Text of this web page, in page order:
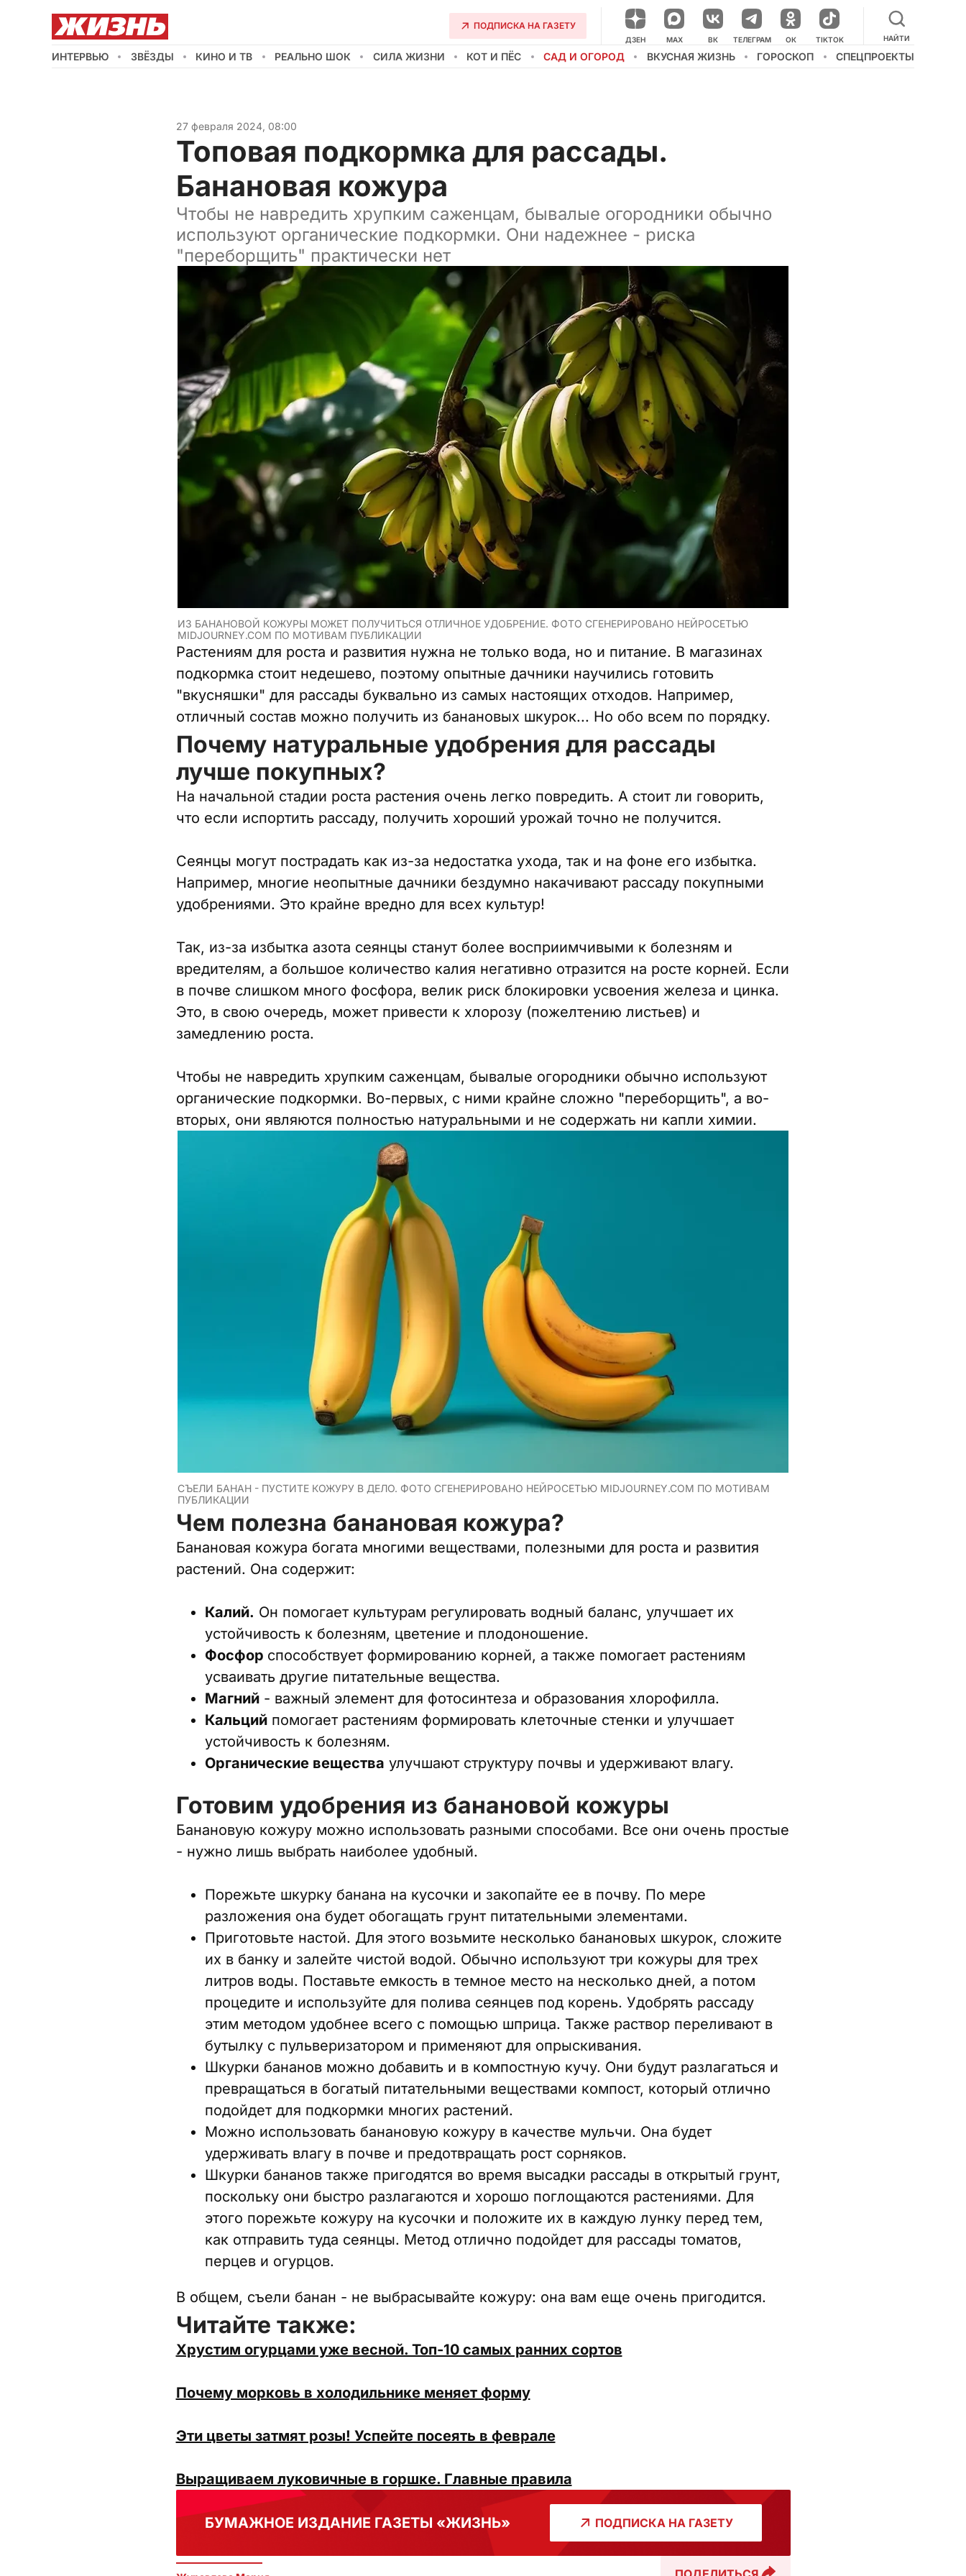
ПОДПИСКА НА ГАЗЕТУ
ДЗЕН НАШ КАНАЛ В МЕССЕНДЖЕРЕ
MAX ВК ТЕЛЕГРАМ ОК TIKTOK НАЙТИ
ИНТЕРВЬЮ ЗВЁЗДЫ КИНО И ТВ РЕАЛЬНО ШОК СИЛА ЖИЗНИ КОТ И ПЁС САД И ОГОРОД ВКУСНАЯ ЖИЗНЬ ГОРОСКОП СПЕЦПРОЕКТЫ
27 февраля 2024, 08:00
Топовая подкормка для рассады.
Банановая кожура
Чтобы не навредить хрупким саженцам, бывалые огородники обычно
используют органические подкормки. Они надежнее - риска
"переборщить" практически нет
ИЗ БАНАНОВОЙ КОЖУРЫ МОЖЕТ ПОЛУЧИТЬСЯ ОТЛИЧНОЕ УДОБРЕНИЕ. ФОТО СГЕНЕРИРОВАНО НЕЙРОСЕТЬЮ
MIDJOURNEY.COM ПО МОТИВАМ ПУБЛИКАЦИИ
Растениям для роста и развития нужна не только вода, но и питание. В магазинах
подкормка стоит недешево, поэтому опытные дачники научились готовить
"вкусняшки" для рассады буквально из самых настоящих отходов. Например,
отличный состав можно получить из банановых шкурок... Но обо всем по порядку.
Почему натуральные удобрения для рассады
лучше покупных?
На начальной стадии роста растения очень легко повредить. А стоит ли говорить,
что если испортить рассаду, получить хороший урожай точно не получится.
Сеянцы могут пострадать как из-за недостатка ухода, так и на фоне его избытка.
Например, многие неопытные дачники бездумно накачивают рассаду покупными
удобрениями. Это крайне вредно для всех культур!
Так, из-за избытка азота сеянцы станут более восприимчивыми к болезням и
вредителям, а большое количество калия негативно отразится на росте корней. Если
в почве слишком много фосфора, велик риск блокировки усвоения железа и цинка.
Это, в свою очередь, может привести к хлорозу (пожелтению листьев) и
замедлению роста.
Чтобы не навредить хрупким саженцам, бывалые огородники обычно используют
органические подкормки. Во-первых, с ними крайне сложно "переборщить", а во-
вторых, они являются полностью натуральными и не содержать ни капли химии.
СЪЕЛИ БАНАН - ПУСТИТЕ КОЖУРУ В ДЕЛО. ФОТО СГЕНЕРИРОВАНО НЕЙРОСЕТЬЮ MIDJOURNEY.COM ПО МОТИВАМ
ПУБЛИКАЦИИ
Чем полезна банановая кожура?
Банановая кожура богата многими веществами, полезными для роста и развития
растений. Она содержит:
Калий. Он помогает культурам регулировать водный баланс, улучшает их
устойчивость к болезням, цветение и плодоношение.
Фосфор способствует формированию корней, а также помогает растениям
усваивать другие питательные вещества.
Магний- важный элемент для фотосинтеза и образования хлорофилла.
Кальцийпомогает растениям формировать клеточные стенки и улучшает
устойчивость к болезням.
Органические вещества улучшают структуру почвы и удерживают влагу.
Готовим удобрения из банановой кожуры
Банановую кожуру можно использовать разными способами. Все они очень простые
- нужно лишь выбрать наиболее удобный.
Порежьте шкурку банана на кусочки и закопайте ее в почву. По мере
разложения она будет обогащать грунт питательными элементами.
Приготовьте настой. Для этого возьмите несколько банановых шкурок, сложите
их в банку и залейте чистой водой. Обычно используют три кожуры для трех
литров воды. Поставьте емкость в темное место на несколько дней, а потом
процедите и используйте для полива сеянцев под корень. Удобрять рассаду
этим методом удобнее всего с помощью шприца. Также раствор переливают в
бутылку с пульверизатором и применяют для опрыскивания.
Шкурки бананов можно добавить и в компостную кучу. Они будут разлагаться и
превращаться в богатый питательными веществами компост, который отлично
подойдет для подкормки многих растений.
Можно использовать банановую кожуру в качестве мульчи. Она будет
удерживать влагу в почве и предотвращать рост сорняков.
Шкурки бананов также пригодятся во время высадки рассады в открытый грунт,
поскольку они быстро разлагаются и хорошо поглощаются растениями. Для
этого порежьте кожуру на кусочки и положите их в каждую лунку перед тем,
как отправить туда сеянцы. Метод отлично подойдет для рассады томатов,
перцев и огурцов.
В общем, съели банан - не выбрасывайте кожуру: она вам еще очень пригодится.
Читайте также:
Хрустим огурцами уже весной. Топ-10 самых ранних сортов
Почему морковь в холодильнике меняет форму
Эти цветы затмят розы! Успейте посеять в феврале
Выращиваем луковичные в горшке. Главные правила
БУМАЖНОЕ ИЗДАНИЕ ГАЗЕТЫ «ЖИЗНЬ» ПОДПИСКА НА ГАЗЕТУ